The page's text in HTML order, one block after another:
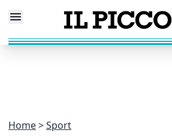
Home Sport